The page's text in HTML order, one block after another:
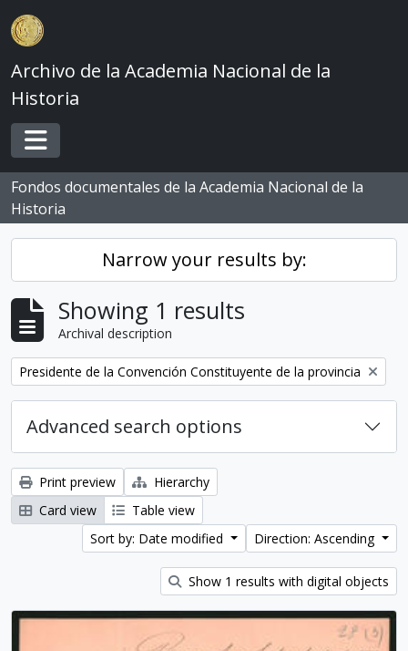
Skip to main content
Archivo de la Academia Nacional de la
Historia
Toggle navigation
Fondos documentales de la Academia Nacional de la
Historia
Narrow your results by:
Showing 1 results
Archival description
Remove filter:
Presidente de la Convención Constituyente de la provincia
Advanced search options
Print preview
Hierarchy
Card view
Table view
Sort by: Date modified
Direction: Ascending
Show 1 results with digital objects